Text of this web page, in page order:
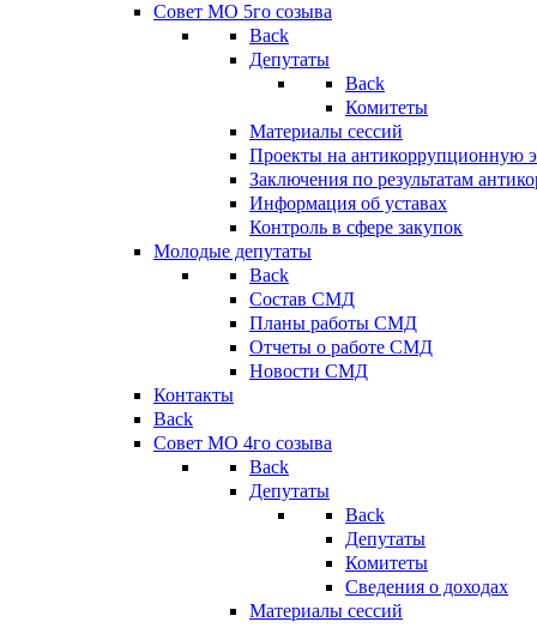
Совет МО 5го созыва
Back
Депутаты
Back
Комитеты
Материалы сессий
Проекты на антикоррупционную
Заключения по результатам
Информация об уставах
Контроль в сфере закупок
Молодые депутаты
Back
Состав СМД
Планы работы СМД
Отчеты о работе СМД
Новости СМД
Контакты
Back
Совет МО 4го созыва
Back
Депутаты
Back
Депутаты
Комитеты
Сведения о доходах
Материалы сессий